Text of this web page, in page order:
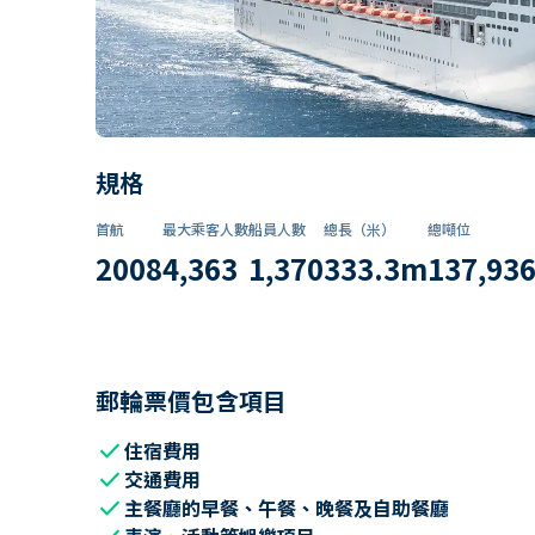
規格
首航
2008
最大乘客人數
4,363
船員人數
1,370
總長（米）
333.3m
總噸位
137,936
郵輪票價包含項目
check住宿費用
check 交通費用
check主餐廳的早餐、午餐、晚餐及自助餐廳